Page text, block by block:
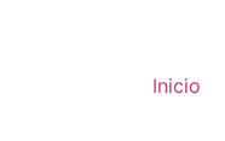
Inicio